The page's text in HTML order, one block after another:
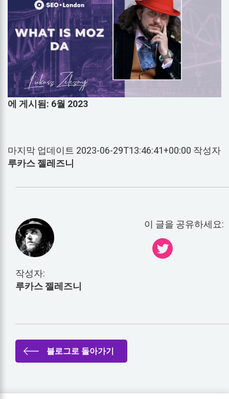
에 게시됨: 6월 2023
마지막 업데이트 2023-06-29T13:46:41+00:00 작성자
루카스 젤레즈니
작성자:
루카스 젤레즈니
이 글을 공유하세요:
블로그로 돌아가기